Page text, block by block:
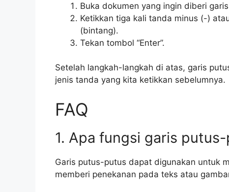
Buka dokumen yang ingin diberi
Ketikkan tiga kali tanda minus (-)
(bintang).
Tekan tombol “Enter”.
Setelah langkah-langkah di atas, garis
jenis tanda yang kita ketikkan sebelumnya.
FAQ
1. Apa fungsi garis
Garis putus-putus dapat digunakan untuk
memberi penekanan pada teks atau